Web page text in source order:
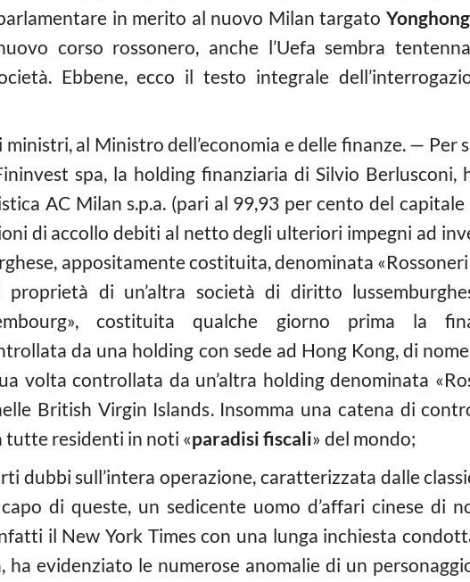
in merito al nuovo Milan targato
corso rossonero, anche l’Uefa sembra
Ebbene, ecco il testo integrale
al Ministro dell’economia e delle finanze. — Per
spa, la holding finanziaria di Silvio Berlusconi,
AC Milan s.p.a. (pari al 99,93 per cento del
di accollo debiti al netto degli ulteriori impegni ad
appositamente costituita, denominata
di un’altra società di diritto
costituita qualche giorno prima la
da una holding con sede ad Hong Kong, di
volta controllata da un’altra holding denominata
British Virgin Islands. Insomma una catena di
tutte residenti in noti «paradisi fiscali» del mondo;
dubbi sull’intera operazione, caratterizzata dalle
di queste, un sedicente uomo d’affari cinese di
il New York Times con una lunga inchiesta
ha evidenziato le numerose anomalie di un